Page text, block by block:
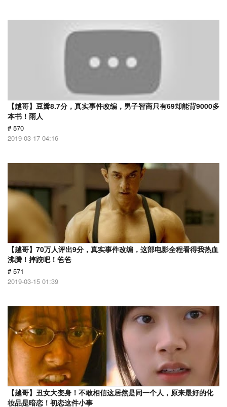
【越哥】豆瓣8.7分，真实事件改编，男子智商只有69却能背9000多
本书！雨人
# 570
2019-03-17 04:16
【越哥】70万人评出9分，真实事件改编，这部电影全程看得我热血
沸腾！摔跤吧！爸爸
# 571
2019-03-15 01:39
【越哥】丑女大变身！不敢相信这居然是同一个人，原来最好的化
妆品是暗恋！初恋这件小事